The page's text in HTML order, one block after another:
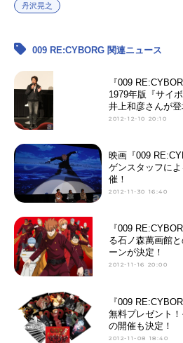
春アニメ
男性声優/女性声優一覧
FOLLOW US
丹沢晃之
009 RE:CYBORG 関連ニュース
『009
1979年版『サイ
井上和彦さんが
2012-12-10 20:10
映画『009
ゲンスタッフに
催！
2012-11-30 16:40
『009
る石ノ森萬画館
ーンが決定！
2012-11-16 20:00
『009
無料プレゼント
の開催も決定！
2012-11-08 18:40